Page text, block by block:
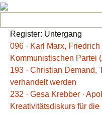
Register: Untergang
096 · Karl Marx,
Kommunistischen Partei
193 · Christian Demand,
verhandelt werden
232 · Gesa Krebber ·
Kreativitätsdiskurs für